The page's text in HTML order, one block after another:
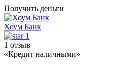
Получить деньги
Хоум Банк
1
1 отзыв
«Кредит наличными»